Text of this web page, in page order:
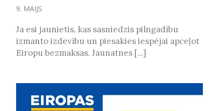
9. MAIJS
Ja esi jaunietis, kas sasniedzis pilngadību
izmanto izdevību un piesakies iespējai apceļot
Eiropu bezmaksas. Jaunatnes [...]